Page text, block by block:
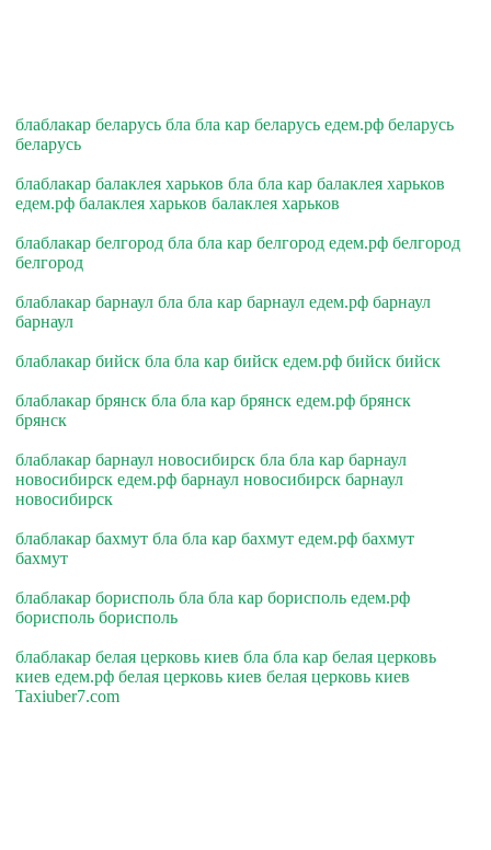
блаблакар беларусь бла бла кар беларусь едем.рф беларусь
беларусь
блаблакар балаклея харьков бла бла кар балаклея харьков
едем.рф балаклея харьков балаклея харьков
блаблакар белгород бла бла кар белгород едем.рф белгород
белгород
блаблакар барнаул бла бла кар барнаул едем.рф барнаул
барнаул
блаблакар бийск бла бла кар бийск едем.рф бийск бийск
блаблакар брянск бла бла кар брянск едем.рф брянск
брянск
блаблакар барнаул новосибирск бла бла кар барнаул
новосибирск едем.рф барнаул новосибирск барнаул
новосибирск
блаблакар бахмут бла бла кар бахмут едем.рф бахмут
бахмут
блаблакар борисполь бла бла кар борисполь едем.рф
борисполь борисполь
блаблакар белая церковь киев бла бла кар белая церковь
киев едем.рф белая церковь киев белая церковь киев
Taxiuber7.com